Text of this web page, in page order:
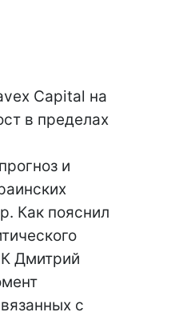
Capital на
в пределах
и
Как пояснил
Дмитрий
с